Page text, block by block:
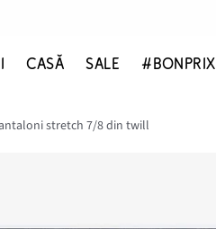
CASĂ SALE #BONPRIX
stretch 7/8 din twill